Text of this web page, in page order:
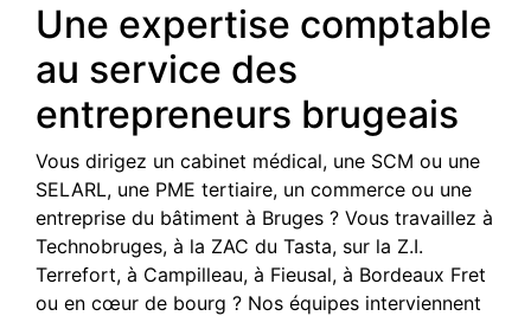
Une expertise comptable
au service des
entrepreneurs brugeais
Vous dirigez un cabinet médical, une SCM ou une
SELARL, une PME tertiaire, un commerce ou une
entreprise du bâtiment à Bruges ? Vous travaillez à
Technobruges, à la ZAC du Tasta, sur la Z.I.
Terrefort, à Campilleau, à Fieusal, à Bordeaux Fret
ou en cœur de bourg ? Nos équipes interviennent